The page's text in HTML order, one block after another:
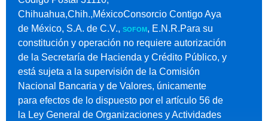
Chihuahua,Chih.,MéxicoConsorcio Contigo Aya
de México, S.A. de C.V., SOFOM, E.N.R.Para su
constitución y operación no requiere autorización
de la Secretaría de Hacienda y Crédito Público, y
está sujeta a la supervisión de la Comisión
Nacional Bancaria y de Valores, únicamente
para efectos de lo dispuesto por el artículo 56 de
la Ley General de Organizaciones y Actividades